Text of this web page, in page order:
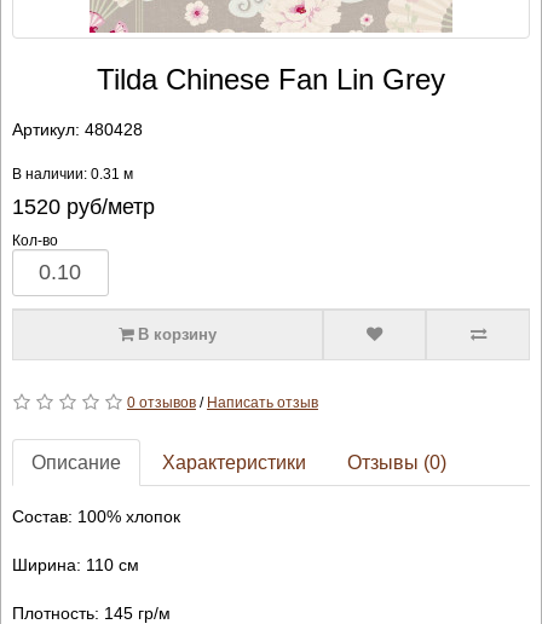
Tilda Chinese Fan Lin Grey
Артикул: 480428
В наличии: 0.31 м
1520руб/метр
Кол-во
В корзину
0 отзывов/ Написать отзыв
Описание Характеристики Отзывы (0)
Состав: 100% хлопок
Ширина: 110 см
Плотность: 145 гр/м